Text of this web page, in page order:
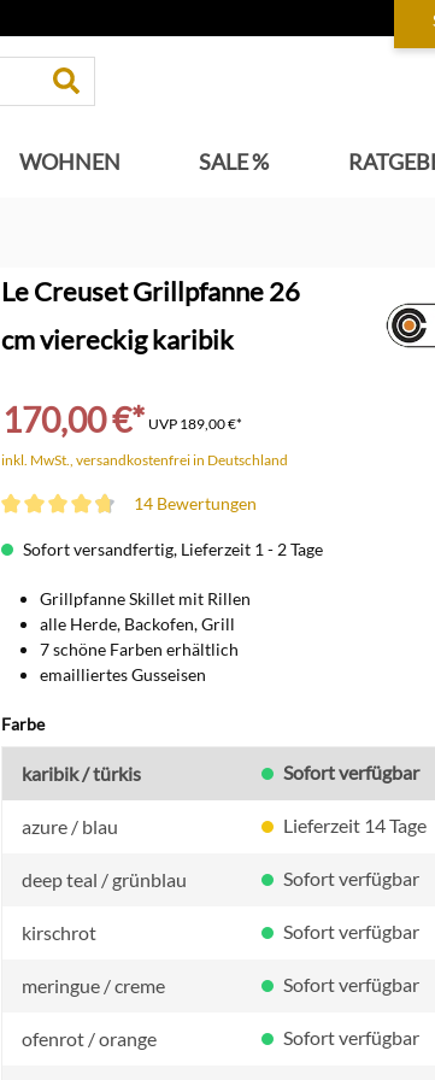
WOHNEN SALE %
Le Creuset Grillpfanne 26
cm viereckig karibik
170,00 €* UVP 189,00 €*
inkl. MwSt., versandkostenfrei in Deutschland
14 Bewertungen
Sofort versandfertig, Lieferzeit 1 - 2 Tage
Grillpfanne Skillet mit Rillen
alle Herde, Backofen, Grill
7 schöne Farben erhältlich
emailliertes Gusseisen
Farbeauswählen
karibik / türkis Sofort verfügbar
azure / blau Lieferzeit 14 Tage
deep teal / grünblau Sofort verfügbar
kirschrot Sofort verfügbar
meringue / creme Sofort verfügbar
ofenrot / orange Sofort verfügbar